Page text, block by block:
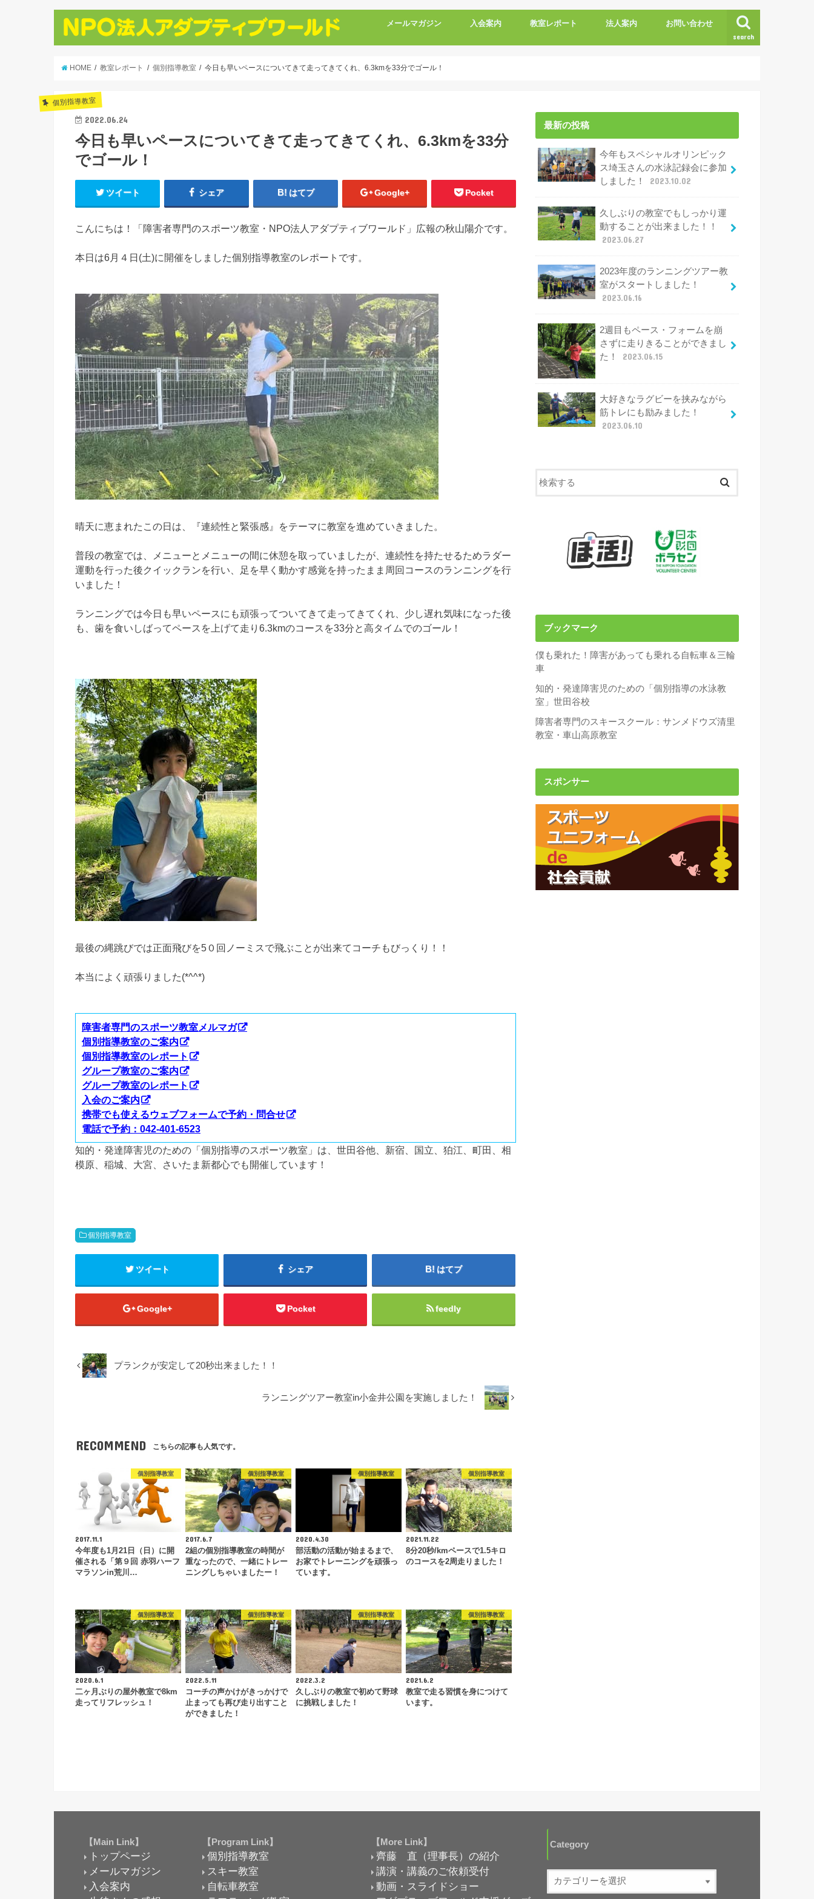
search
メールマガジン 入会案内 教室レポート 法人案内 お問い合わせ
HOME 教室レポート 個別指導教室 今日も早いペースについてきて走ってきてくれ、6.3kmを33分でゴール！
個別指導教室
2022.06.24
今日も早いペースについてきて走ってきてくれ、6.3kmを33分
でゴール！
ツイート シェア はてブ Google+ Pocket
こんにちは！「障害者専門のスポーツ教室・NPO法人アダプティブワールド」広報の秋山陽介です。
本日は6月４日(土)に開催をしました個別指導教室のレポートです。
晴天に恵まれたこの日は、『連続性と緊張感』をテーマに教室を進めていきました。
普段の教室では、メニューとメニューの間に休憩を取っていましたが、連続性を持たせるためラダー
運動を行った後クイックランを行い、足を早く動かす感覚を持ったまま周回コースのランニングを行
いました！
ランニングでは今日も早いペースにも頑張ってついてきて走ってきてくれ、少し遅れ気味になった後
も、歯を食いしばってペースを上げて走り6.3kmのコースを33分と高タイムでのゴール！
最後の縄跳びでは正面飛びを5０回ノーミスで飛ぶことが出来てコーチもびっくり！！
本当によく頑張りました(*^^*)
障害者専門のスポーツ教室メルマガ
個別指導教室のご案内
個別指導教室のレポート
グループ教室のご案内
グループ教室のレポート
入会のご案内
携帯でも使えるウェブフォームで予約・問合せ
電話で予約：042-401-6523
知的・発達障害児のための「個別指導のスポーツ教室」は、世田谷他、新宿、国立、狛江、町田、相
模原、稲城、大宮、さいたま新都心でも開催しています！
個別指導教室
ツイート シェア はてブ
Google+ Pocket feedly
プランクが安定して20秒出来ました！！
ランニングツアー教室in小金井公園を実施しました！
RECOMMEND こちらの記事も人気です。
個別指導教室
2017.11.1
今年度も1月21日（日）に開
催される「第９回 赤羽ハーフ
マラソンin荒川…
個別指導教室
2017.6.7
2組の個別指導教室の時間が
重なったので、一緒にトレー
ニングしちゃいましたー！
個別指導教室
2020.4.30
部活動の活動が始まるまで、
お家でトレーニングを頑張っ
ています。
個別指導教室
2021.11.22
8分20秒/kmペースで1.5キロ
のコースを2周走りました！
個別指導教室
2020.6.1
二ヶ月ぶりの屋外教室で8km
走ってリフレッシュ！
個別指導教室
2022.5.11
コーチの声かけがきっかけで
止まっても再び走り出すこと
ができました！
個別指導教室
2022.3.2
久しぶりの教室で初めて野球
に挑戦しました！
個別指導教室
2021.6.2
教室で走る習慣を身につけて
います。
最新の投稿
今年もスペシャルオリンピック
ス埼玉さんの水泳記録会に参加
しました！
2023.10.02
久しぶりの教室でもしっかり運
動することが出来ました！！
2023.06.27
2023年度のランニングツアー教
室がスタートしました！
2023.06.16
2週目もペース・フォームを崩
さずに走りきることができまし
た！
2023.06.15
大好きなラグビーを挟みながら
筋トレにも励みました！
2023.06.10
ブックマーク
僕も乗れた！障害があっても乗れる自転車＆三輪
車
知的・発達障害児のための「個別指導の水泳教
室」世田谷校
障害者専門のスキースクール：サンメドウズ清里
教室・車山高原教室
スポンサー
【Main Link】
トップページ
メールマガジン
入会案内
【Program Link】
個別指導教室
スキー教室
自転車教室
【More Link】
齊藤 直（理事長）の紹介
講演・講義のご依頼受付
動画・スライドショー
Category